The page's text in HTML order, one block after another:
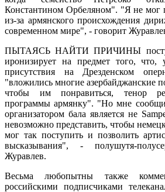
Константином Орбеляном". "Я не мог
из-за армянского происхождения
современном мире", - говорит
ПЫТАЯСЬ НАЙТИ ПРИЧИНЫ
иронизирует на предмет того, что,
присутствия на Дрезденском
"вложились многие азербайджанские
чтобы им понравиться, тенор
программы армянку". "Но мне
организатором бала является не
невозможно представить, чтобы
мог так поступить и позволить
высказывания", - полушутя-
Журавлев.
Весьма любопытны также
российскими подписчиками